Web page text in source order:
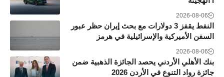
2026-08-06
النفط يقفز 3 دولارات مع بحث إيران حظر عبور
السفن الأميركية والإسرائيلية في هرمز
2026-08-06
بنك الأهلي الأردني يحصد الجائزة الذهبية ضمن
جائزة رواد التنوع في الأردن 2026